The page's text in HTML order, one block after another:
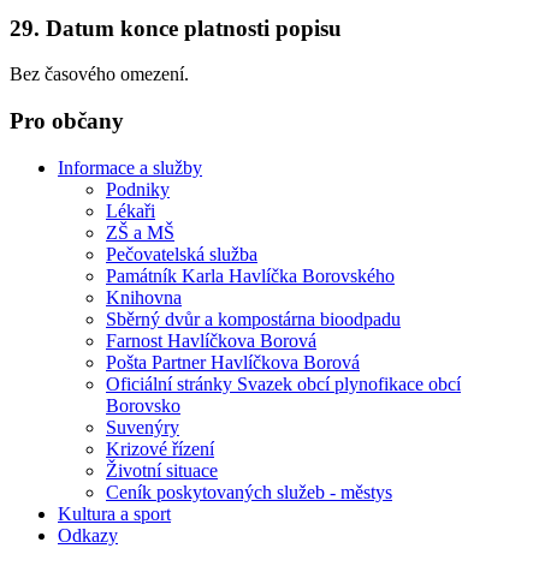
29. Datum konce platnosti popisu
Bez časového omezení.
Pro občany
Informace a služby
Podniky
Lékaři
ZŠ a MŠ
Pečovatelská služba
Památník Karla Havlíčka Borovského
Knihovna
Sběrný dvůr a kompostárna bioodpadu
Farnost Havlíčkova Borová
Pošta Partner Havlíčkova Borová
Oficiální stránky Svazek obcí plynofikace obcí
Borovsko
Suvenýry
Krizové řízení
Životní situace
Ceník poskytovaných služeb - městys
Kultura a sport
Odkazy